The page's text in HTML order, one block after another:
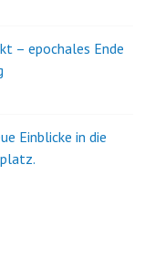
– epochales Ende
Einblicke in die